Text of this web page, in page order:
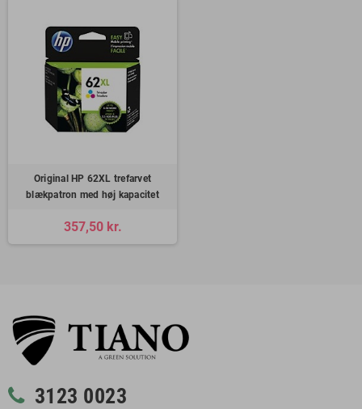
Original HP 62XL trefarvet
blækpatron med høj kapacitet
357,50 kr.
3123 0023